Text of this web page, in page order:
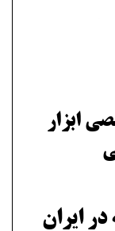
ابزار
در ایران